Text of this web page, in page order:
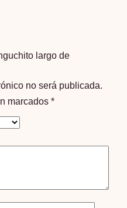
largo de
no será publicada.
marcados*